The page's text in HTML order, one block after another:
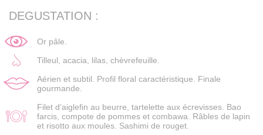
DEGUSTATION :
Or pâle.
Tilleul, acacia, lilas, chèvrefeuille.
Aérien et subtil. Profil floral caractéristique. Finale
gourmande.
Filet d’aiglefin au beurre, tartelette aux écrevisses. Bao
farcis, compote de pommes et combawa. Râbles de lapin
et risotto aux moules. Sashimi de rouget.